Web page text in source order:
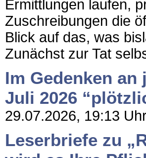
Ermittlungen laufen,
Zuschreibungen die
Blick auf das, was
Zunächst zur Tat
Im Gedenken an
Juli 2026
29.07.2026, 19:13
Leserbriefe zu